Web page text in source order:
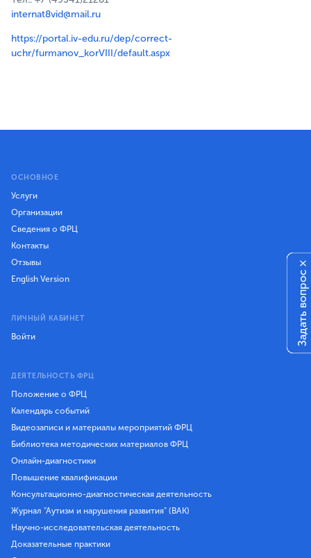
internat8vid@mail.ru
https://portal.iv-edu.ru/dep/correct-
uchr/furmanov_korVIII/default.aspx
ОСНОВНОЕ
Услуги
Организации
Сведения о ФРЦ
Контакты
Отзывы
English Version
ЛИЧНЫЙ КАБИНЕТ
Войти
ДЕЯТЕЛЬНОСТЬ ФРЦ
Положение о ФРЦ
Календарь событий
Видеозаписи и материалы мероприятий ФРЦ
Библиотека методических материалов ФРЦ
Онлайн-диагностики
Повышение квалификации
Консультационно-диагностическая деятельность
Журнал "Аутизм и нарушения развития" (ВАК)
Научно-исследовательская деятельность
Доказательные практики
Задать вопрос
×